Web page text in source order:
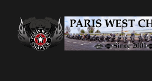
Accéder
au
contenu